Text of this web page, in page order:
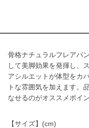
骨格ナチュラルフレアパ
して美脚効果を発揮し、
アシルエットが体型をカ
トな雰囲気を加えます。
なせるのがオススメポイン
【サイズ】(cm)